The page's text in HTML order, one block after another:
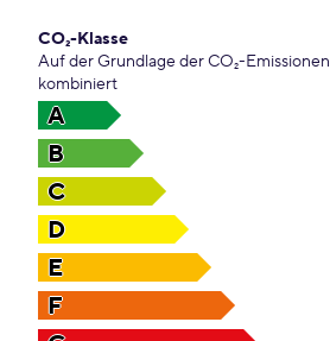
CO₂-Klasse
Auf der Grundlage der CO₂-Emissionen
kombiniert
A
B
C
D
E
F